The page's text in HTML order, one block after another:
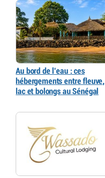
Au bord de l’eau : ces
hébergements entre fleuve,
lac et bolongs au Sénégal